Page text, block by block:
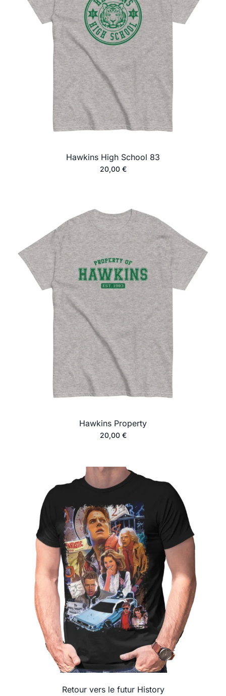
Hawkins High School 83
20,00 €
Hawkins Property
20,00 €
Retour vers le futur History